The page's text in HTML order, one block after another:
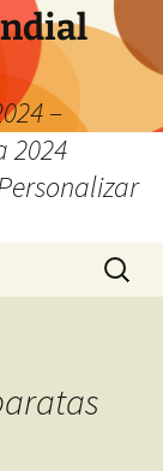
–
2024
Buscar: